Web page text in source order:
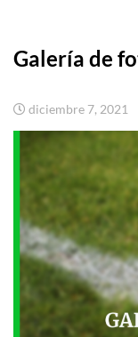
Galería de
diciembre 7, 2021